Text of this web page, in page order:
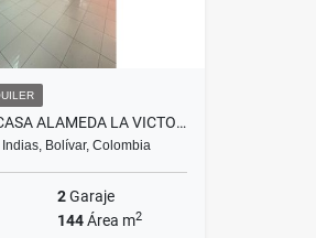
ARRIENDO CASA ALAMEDA LA VICTORIA
Bolívar, Colombia
2Garaje
144Área m2